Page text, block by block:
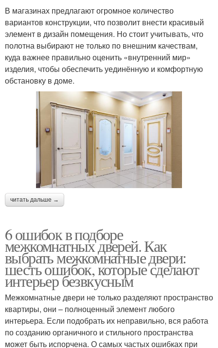
В магазинах предлагают огромное количество
вариантов конструкции, что позволит внести красивый
элемент в дизайн помещения. Но стоит учитывать, что
полотна выбирают не только по внешним качествам,
куда важнее правильно оценить «внутренний мир»
изделия, чтобы обеспечить уединённую и комфортную
обстановку в доме.
читать дальше →
6 ошибок в подборе
межкомнатных дверей. Как
выбрать межкомнатные двери:
шесть ошибок, которые сделают
интерьер безвкусным
Межкомнатные двери не только разделяют пространство
квартиры, они – полноценный элемент любого
интерьера. Если подобрать их неправильно, вся работа
по созданию органичного и стильного пространства
может быть испорчена. О самых частых ошибках при